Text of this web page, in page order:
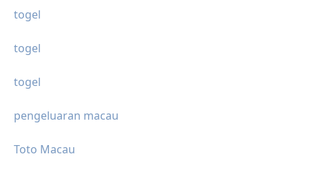
togel
togel
togel
pengeluaran macau
Toto Macau